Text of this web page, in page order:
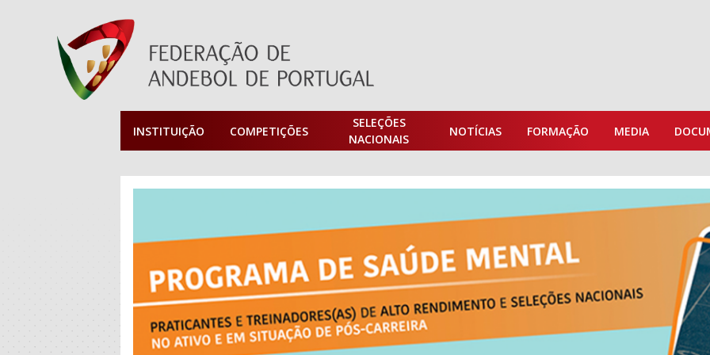
INSTITUIÇÃO COMPETIÇÕES
SELEÇÕES
NACIONAIS
NOTÍCIAS FORMAÇÃO MEDIA